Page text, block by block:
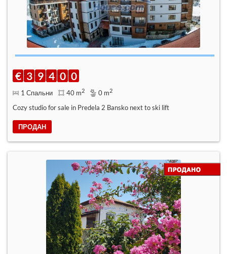
€ 3 9 4 0 0
1 Спальни 40 m2 0 m2
Cozy studio for sale in Predela 2 Bansko next to ski lift
ПРОДАН